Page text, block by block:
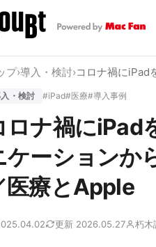
プ›導入・検討›コロナ禍にiPad
・検討 #iPad#医療#導入事例
ロナ禍にiPad
ケーションか
医療とApple
更新 2026.05.27 朽木